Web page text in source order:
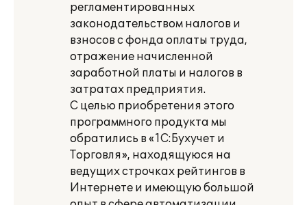
регламентированных
законодательством налогов и
взносов с фонда оплаты труда,
отражение начисленной
заработной платы и налогов в
затратах предприятия.
С целью приобретения этого
программного продукта мы
обратились в «1С:Бухучет и
Торговля», находящуюся на
ведущих строчках рейтингов в
Интернете и имеющую большой